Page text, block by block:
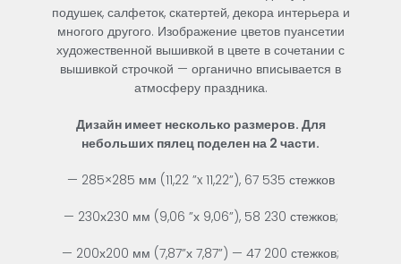
подушек, салфеток, скатертей, декора интерьера и
многогодругого. Изображение цветов пуансетии
художественной вышивкой в цвете в сочетании с
вышивкой строчкой — органично вписывается в
атмосферу праздника.
Дизайн имеет несколько размеров. Для
небольших пялец поделен на 2 части.
— 285×285 мм (11,22 ”x 11,22”), 67 535 стежков
— 230х230 мм (9,06 ”х 9,06”), 58 230 стежков;
— 200х200 мм (7,87”х 7,87”) — 47 200 стежков;